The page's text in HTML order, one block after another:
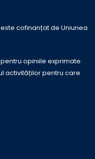
este cofinanțat de Uniunea
opiniile exprimate
activităților pentru care